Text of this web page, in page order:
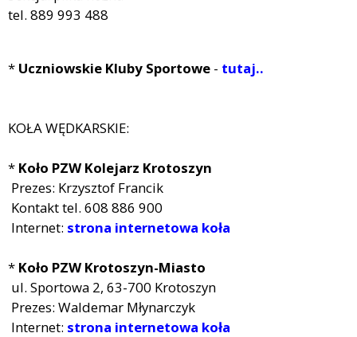
tel. 889 993 488
* Uczniowskie Kluby Sportowe - tutaj..
KOŁA WĘDKARSKIE:
* Koło PZW Kolejarz Krotoszyn
Prezes: Krzysztof Francik
Kontakt tel. 608 886 900
Internet: strona internetowa koła
* Koło PZW Krotoszyn-Miasto
ul. Sportowa 2, 63-700 Krotoszyn
Prezes: Waldemar Młynarczyk
Internet: strona internetowa koła